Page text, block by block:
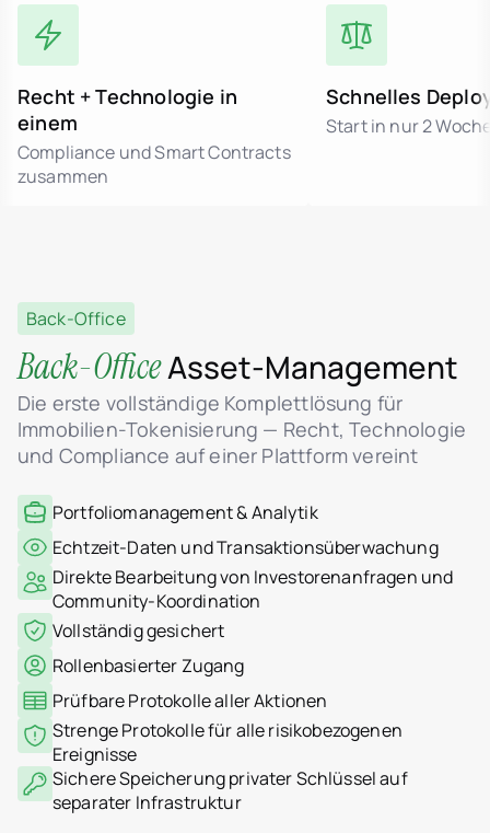
Recht + Technologie in
einem
Compliance und Smart Contracts
zusammen
Schnelles
Start in nur 2
Back-Office
Back-OfficeAsset-Management
Die erste vollständige Komplettlösung für
Immobilien-Tokenisierung — Recht, Technologie
und Compliance auf einer Plattform vereint
Portfoliomanagement & Analytik
Echtzeit-Daten und Transaktionsüberwachung
Direkte Bearbeitung von Investorenanfragen und
Community-Koordination
Vollständig gesichert
Rollenbasierter Zugang
Prüfbare Protokolle aller Aktionen
Strenge Protokolle für alle risikobezogenen
Ereignisse
Sichere Speicherung privater Schlüssel auf
separater Infrastruktur